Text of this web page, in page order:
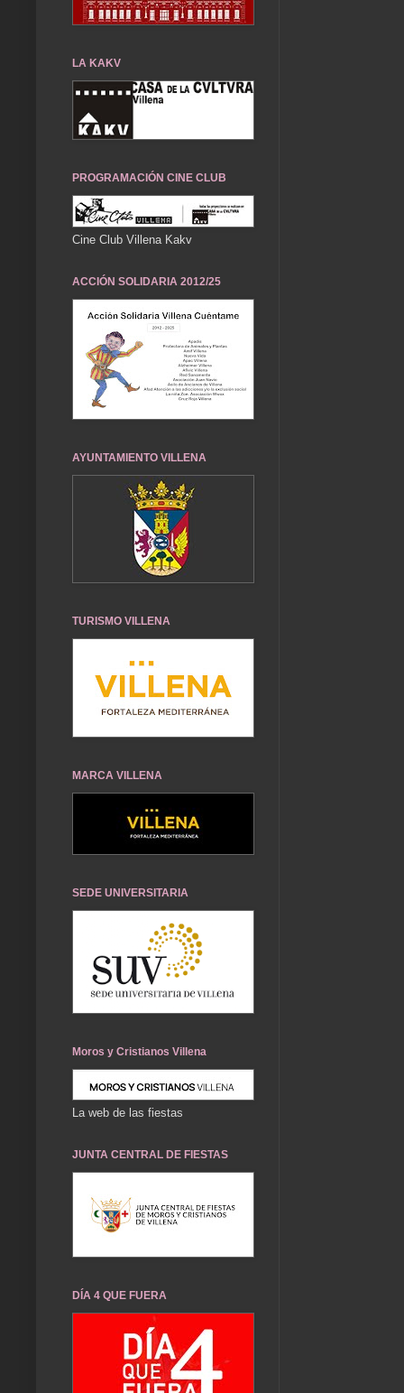
LA KAKV
PROGRAMACIÓN CINE CLUB
Cine Club Villena Kakv
ACCIÓN SOLIDARIA 2012/25
AYUNTAMIENTO VILLENA
TURISMO VILLENA
MARCA VILLENA
SEDE UNIVERSITARIA
Moros y Cristianos Villena
La web de las fiestas
JUNTA CENTRAL DE FIESTAS
DÍA 4 QUE FUERA